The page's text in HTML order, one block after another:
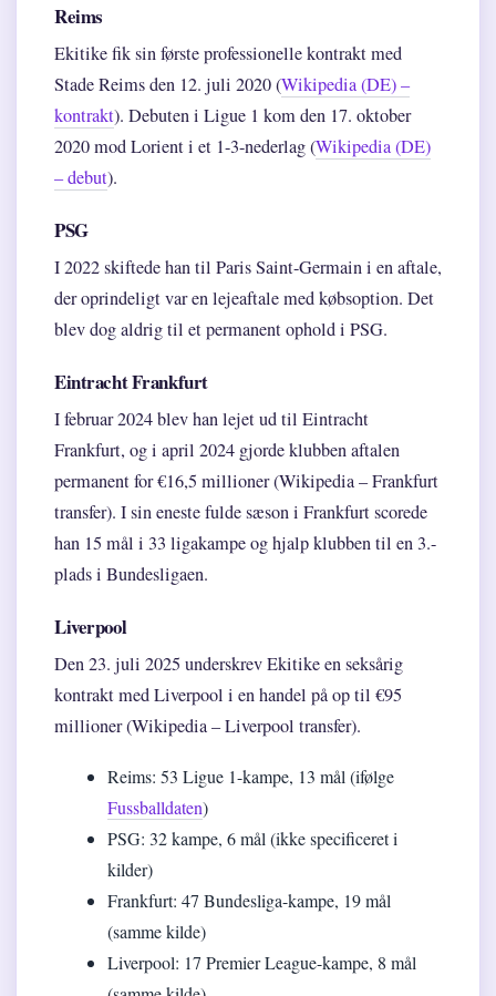
Reims
Ekitike fik sin første professionelle kontrakt med
Stade Reims den 12. juli 2020 (Wikipedia (DE) –
kontrakt). Debuten i Ligue 1 kom den 17. oktober
2020 mod Lorient i et 1-3-nederlag (Wikipedia (DE)
– debut).
PSG
I 2022 skiftede han til Paris Saint-Germain i en aftale,
der oprindeligt var en lejeaftale med købsoption. Det
blev dog aldrig til et permanent ophold i PSG.
Eintracht Frankfurt
I februar 2024 blev han lejet ud til Eintracht
Frankfurt, og i april 2024 gjorde klubben aftalen
permanent for €16,5 millioner (Wikipedia – Frankfurt
transfer). I sin eneste fulde sæson i Frankfurt scorede
han 15 mål i 33 ligakampe og hjalp klubben til en 3.-
plads i Bundesligaen.
Liverpool
Den 23. juli 2025 underskrev Ekitike en seksårig
kontrakt med Liverpool i en handel på op til €95
millioner (Wikipedia – Liverpool transfer).
Reims: 53 Ligue 1-kampe, 13 mål (ifølge
Fussballdaten)
PSG: 32 kampe, 6 mål (ikke specificeret i
kilder)
Frankfurt: 47 Bundesliga-kampe, 19 mål
(samme kilde)
Liverpool: 17 Premier League-kampe, 8 mål